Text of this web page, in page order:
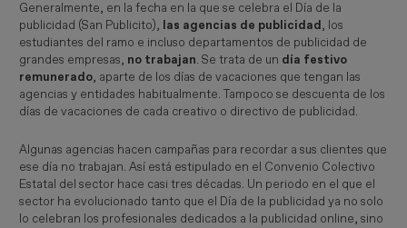
Generalmente, en la fecha en la que se celebra el Día de la
publicidad (San Publicito), las agencias de publicidad, los
estudiantes del ramo e incluso departamentos de publicidad de
grandes empresas, no trabajan. Se trata de un día festivo
remunerado, aparte de los días de vacaciones que tengan las
agencias y entidades habitualmente. Tampoco se descuenta de los
días de vacaciones de cada creativo o directivo de publicidad.
Algunas agencias hacen campañas para recordar a sus clientes que
ese día no trabajan. Así está estipulado en el Convenio Colectivo
Estatal del sector hace casi tres décadas. Un periodo en el que el
sector ha evolucionado tanto que el Día de la publicidad ya no solo
lo celebran los profesionales dedicados a la publicidad online, sino